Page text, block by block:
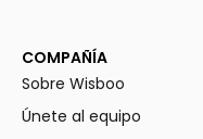
COMPAÑÍA
Sobre Wisboo
Únete al equipo